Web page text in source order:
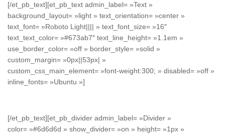
[/et_pb_text][et_pb_text admin_label= »Text »
background_layout= »light » text_orientation= »center »
text_font= »Roboto Light|||| » text_font_size= »16″
text_text_color= »#673ab7″ text_line_height= »1.1em »
use_border_color= »off » border_style= »solid »
custom_margin= »0px||53px| »
custom_css_main_element= »font-weight:300; » disabled= »off »
inline_fonts= »Ubuntu »]
[/et_pb_text][et_pb_divider admin_label= »Divider »
color= »#6d6d6d » show_divider= »on » height= »1px »